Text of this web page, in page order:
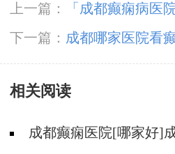
上一篇：
「成都癫痫病医
开展5.12国际护士节户外
下一篇： 成都哪家医院看
的病因有哪些
相关阅读
成都癫痫医院[哪家好]